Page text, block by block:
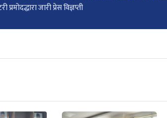
प्रमोदद्धारा जारी प्रेस विज्ञप्ती